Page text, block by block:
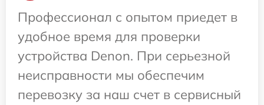
Профессионал с опытом приедет в
удобное время для проверки
устройства Denon. При серьезной
неисправности мы обеспечим
перевозку за наш счет в сервисный